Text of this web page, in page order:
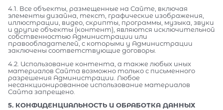
4.1. Все объекты, размещенные на Сайте, включая
элементы дизайна, текст, графические изображения,
иллюстрации, видео, скрипты, программы, музыка, звуки
и другие объекты (контент), являются исключительной
собственностью Администрации или
правообладателей, с которыми у Администрации
заключены соответствующие договоры.
4.2. Использование контента, а также любых иных
материалов Сайта возможно только с письменного
разрешения Администрации. Любое
несанкционированное использование материалов
Сайта запрещено.
5. КОНФИДЕНЦИАЛЬНОСТЬ И ОБРАБОТКА ДАННЫХ